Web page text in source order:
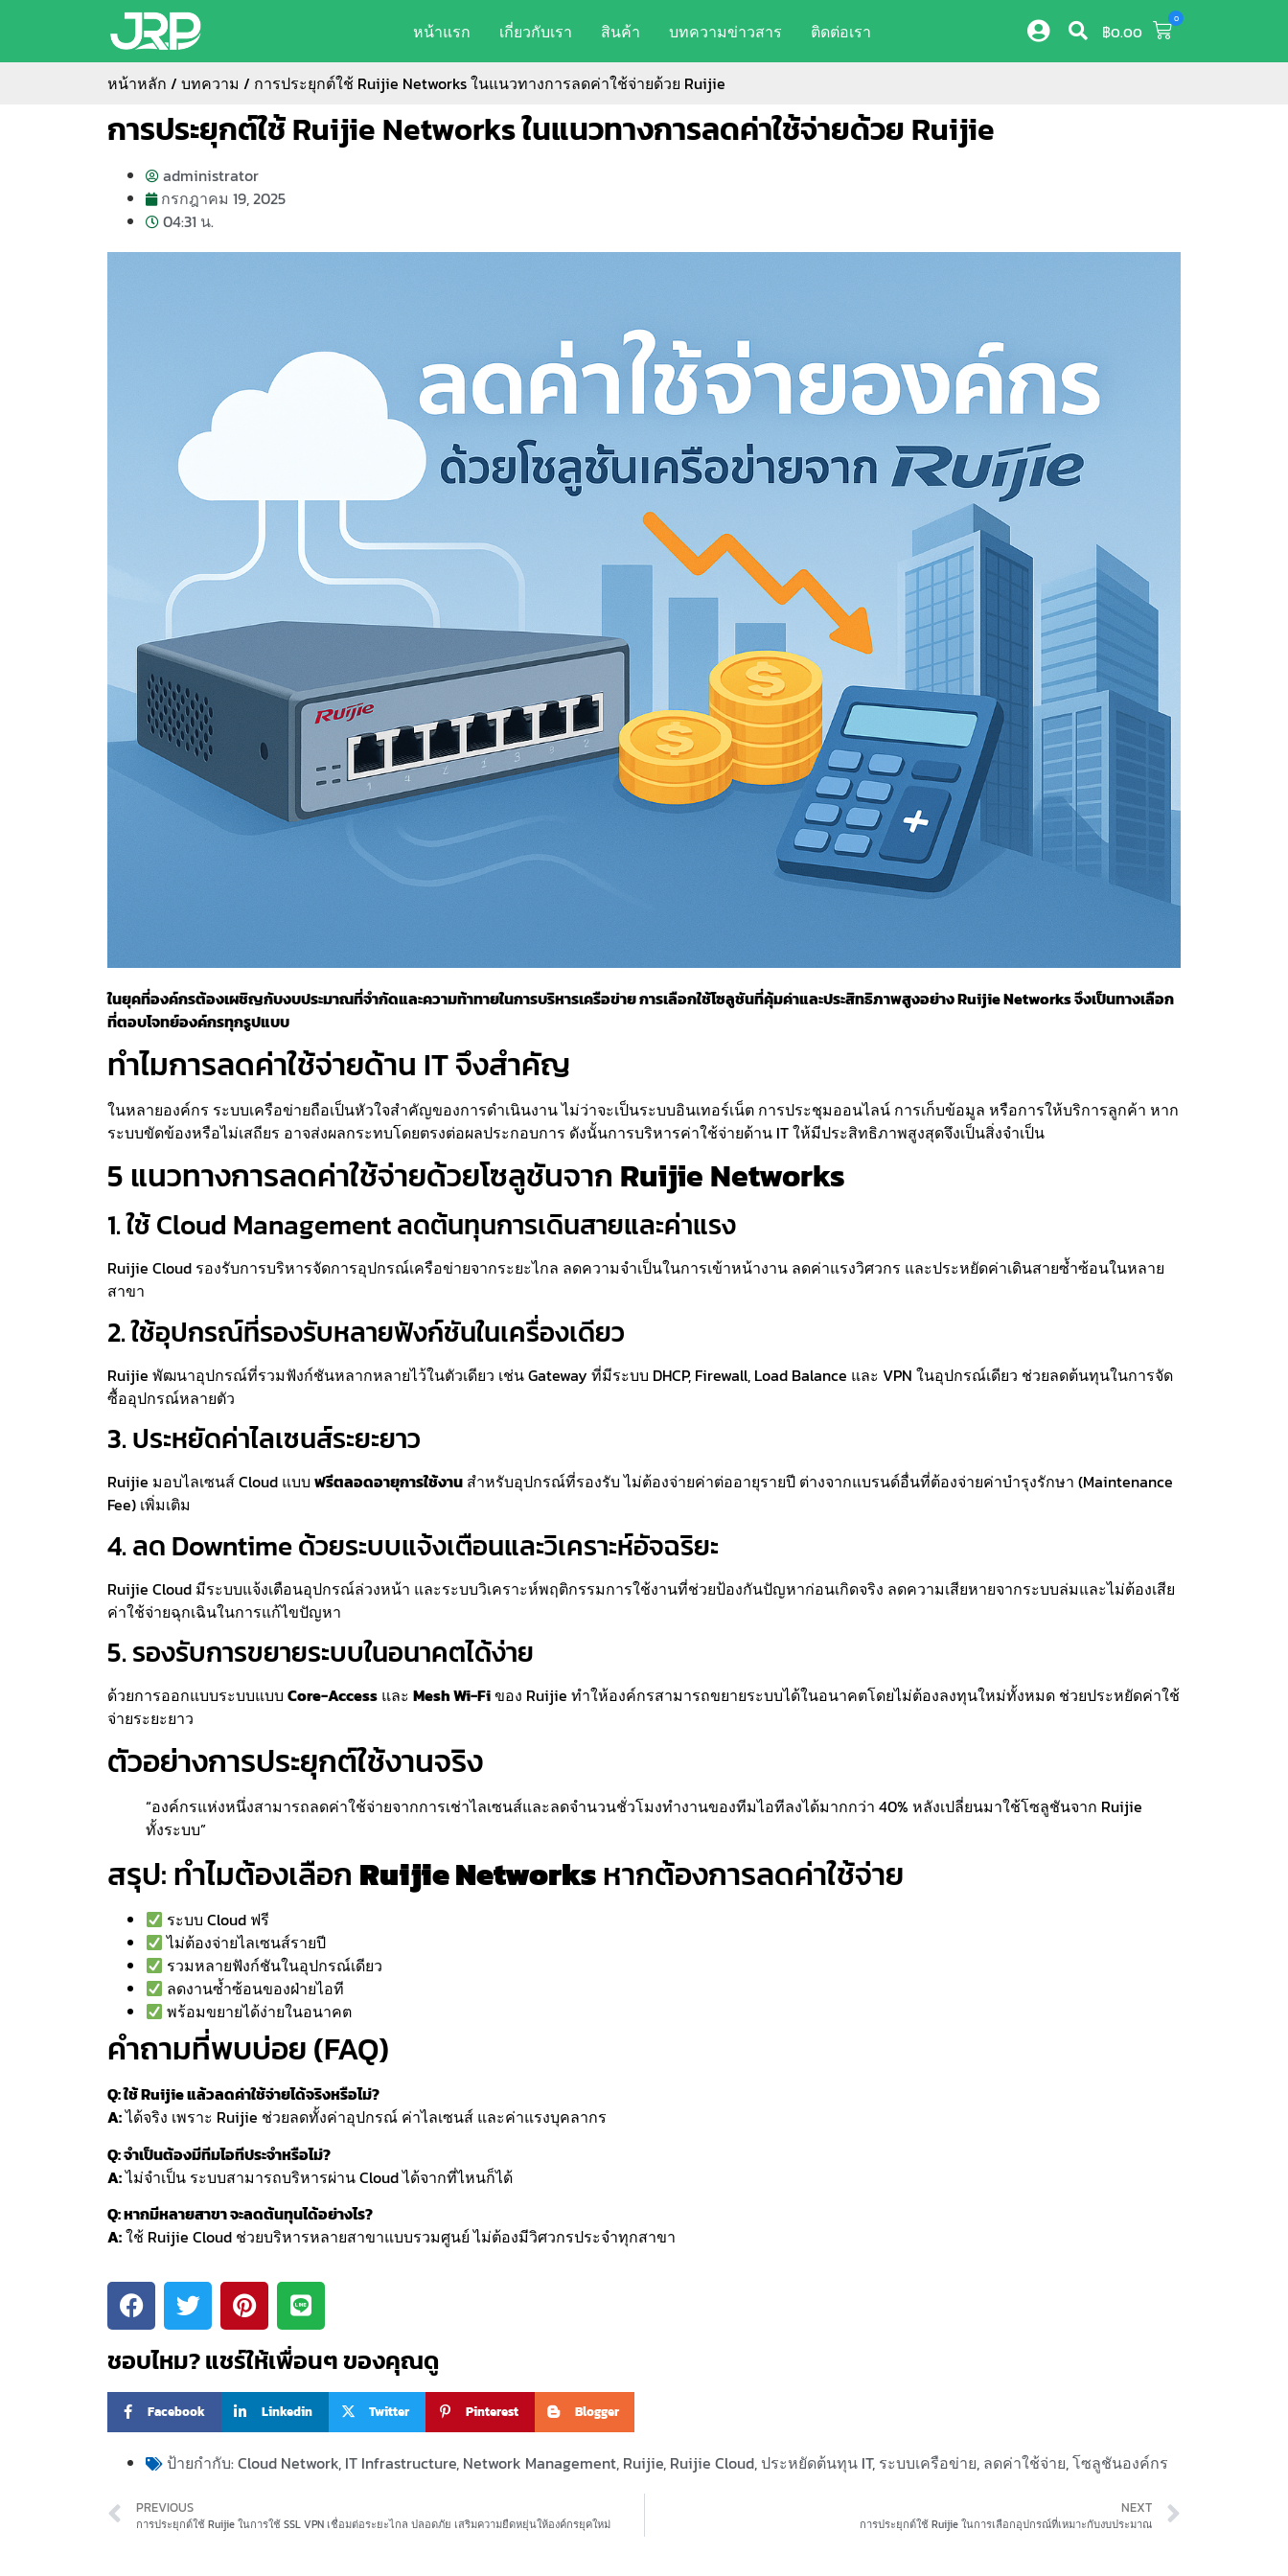
หน้าแรก เกี่ยวกับเรา สินค้า บทความข่าวสาร ติดต่อเรา ฿0.00
0
หน้าหลัก / บทความ / การประยุกต์ใช้ Ruijie Networks ในแนวทางการลดค่าใช้จ่ายด้วย Ruijie
การประยุกต์ใช้ Ruijie Networks ในแนวทางการลดค่าใช้จ่ายด้วย Ruijie
administrator
กรกฎาคม 19, 2025
04:31 น.
ในยุคที่องค์กรต้องเผชิญกับงบประมาณที่จำกัดและความท้าทายในการบริหารเครือข่าย การเลือกใช้โซลูชันที่คุ้มค่าและประสิทธิภาพสูงอย่าง Ruijie Networks จึงเป็นทางเลือก
ที่ตอบโจทย์องค์กรทุกรูปแบบ
ทำไมการลดค่าใช้จ่ายด้าน IT จึงสำคัญ
ในหลายองค์กร ระบบเครือข่ายถือเป็นหัวใจสำคัญของการดำเนินงาน ไม่ว่าจะเป็นระบบอินเทอร์เน็ต การประชุมออนไลน์ การเก็บข้อมูล หรือการให้บริการลูกค้า หาก
ระบบขัดข้องหรือไม่เสถียร อาจส่งผลกระทบโดยตรงต่อผลประกอบการ ดังนั้นการบริหารค่าใช้จ่ายด้าน IT ให้มีประสิทธิภาพสูงสุดจึงเป็นสิ่งจำเป็น
5 แนวทางการลดค่าใช้จ่ายด้วยโซลูชันจาก Ruijie Networks
1. ใช้ Cloud Management ลดต้นทุนการเดินสายและค่าแรง
Ruijie Cloud รองรับการบริหารจัดการอุปกรณ์เครือข่ายจากระยะไกล ลดความจำเป็นในการเข้าหน้างาน ลดค่าแรงวิศวกร และประหยัดค่าเดินสายซ้ำซ้อนในหลาย
สาขา
2. ใช้อุปกรณ์ที่รองรับหลายฟังก์ชันในเครื่องเดียว
Ruijie พัฒนาอุปกรณ์ที่รวมฟังก์ชันหลากหลายไว้ในตัวเดียว เช่น Gateway ที่มีระบบ DHCP, Firewall, Load Balance และ VPN ในอุปกรณ์เดียว ช่วยลดต้นทุนในการจัด
ซื้ออุปกรณ์หลายตัว
3. ประหยัดค่าไลเซนส์ระยะยาว
Ruijie มอบไลเซนส์ Cloud แบบ ฟรีตลอดอายุการใช้งาน สำหรับอุปกรณ์ที่รองรับ ไม่ต้องจ่ายค่าต่ออายุรายปี ต่างจากแบรนด์อื่นที่ต้องจ่ายค่าบำรุงรักษา (Maintenance
Fee) เพิ่มเติม
4. ลด Downtime ด้วยระบบแจ้งเตือนและวิเคราะห์อัจฉริยะ
Ruijie Cloud มีระบบแจ้งเตือนอุปกรณ์ล่วงหน้า และระบบวิเคราะห์พฤติกรรมการใช้งานที่ช่วยป้องกันปัญหาก่อนเกิดจริง ลดความเสียหายจากระบบล่มและไม่ต้องเสีย
ค่าใช้จ่ายฉุกเฉินในการแก้ไขปัญหา
5. รองรับการขยายระบบในอนาคตได้ง่าย
ด้วยการออกแบบระบบแบบ Core-Access และ Mesh Wi-Fiของ Ruijie ทำให้องค์กรสามารถขยายระบบได้ในอนาคตโดยไม่ต้องลงทุนใหม่ทั้งหมด ช่วยประหยัดค่าใช้
จ่ายระยะยาว
ตัวอย่างการประยุกต์ใช้งานจริง
“องค์กรแห่งหนึ่งสามารถลดค่าใช้จ่ายจากการเช่าไลเซนส์และลดจำนวนชั่วโมงทำงานของทีมไอทีลงได้มากกว่า 40% หลังเปลี่ยนมาใช้โซลูชันจาก Ruijie
ทั้งระบบ”
สรุป: ทำไมต้องเลือก Ruijie Networksหากต้องการลดค่าใช้จ่าย
ระบบ Cloud ฟรี
ไม่ต้องจ่ายไลเซนส์รายปี
รวมหลายฟังก์ชันในอุปกรณ์เดียว
ลดงานซ้ำซ้อนของฝ่ายไอที
พร้อมขยายได้ง่ายในอนาคต
คำถามที่พบบ่อย (FAQ)
Q: ใช้ Ruijie แล้วลดค่าใช้จ่ายได้จริงหรือไม่?
A:ได้จริง เพราะ Ruijie ช่วยลดทั้งค่าอุปกรณ์ ค่าไลเซนส์ และค่าแรงบุคลากร
Q: จำเป็นต้องมีทีมไอทีประจำหรือไม่?
A:ไม่จำเป็น ระบบสามารถบริหารผ่าน Cloud ได้จากที่ไหนก็ได้
Q: หากมีหลายสาขา จะลดต้นทุนได้อย่างไร?
A:ใช้ Ruijie Cloud ช่วยบริหารหลายสาขาแบบรวมศูนย์ ไม่ต้องมีวิศวกรประจำทุกสาขา
ชอบไหม? แชร์ให้เพื่อนๆ ของคุณดู
Facebook Linkedin Twitter Pinterest Blogger
ป้ายกำกับ:Cloud Network, IT Infrastructure, Network Management, Ruijie, Ruijie Cloud, ประหยัดต้นทุน IT, ระบบเครือข่าย, ลดค่าใช้จ่าย,โซลูชันองค์กร
PREVIOUS
การประยุกต์ใช้ Ruijie ในการใช้ SSL VPN เชื่อมต่อระยะไกล ปลอดภัย เสริมความยืดหยุ่นให้องค์กรยุคใหม่
NEXT
การประยุกต์ใช้ Ruijie ในการเลือกอุปกรณ์ที่เหมาะกับงบประมาณ